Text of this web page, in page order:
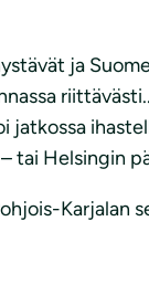
ja
jatkossa
tai Helsingin
Karjalan